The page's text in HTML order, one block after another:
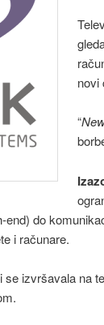
novi
“
do
i računare.
se izvršavala na